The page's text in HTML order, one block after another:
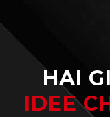
HAI
IDEE